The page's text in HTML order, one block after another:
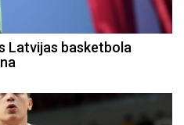
Latvijas basketbola